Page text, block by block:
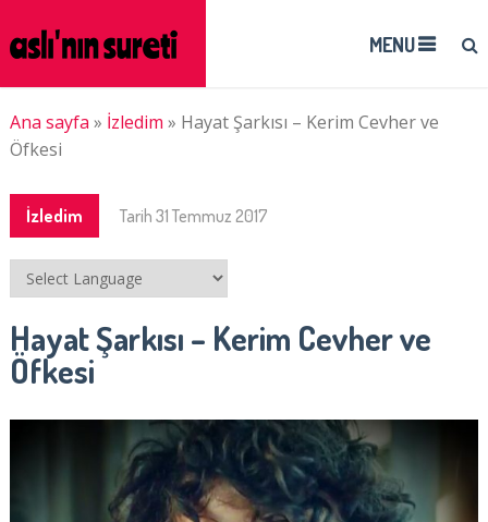
MENU
Ana sayfa » İzledim » Hayat Şarkısı – Kerim Cevher ve
Öfkesi
İzledim Tarih 31 Temmuz 2017
Hayat Şarkısı – Kerim Cevher ve
Öfkesi